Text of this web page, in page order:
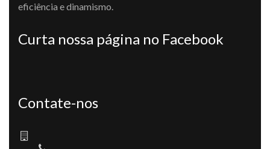
eficiência e dinamismo.
Curta nossa página no Facebook
Contate-nos